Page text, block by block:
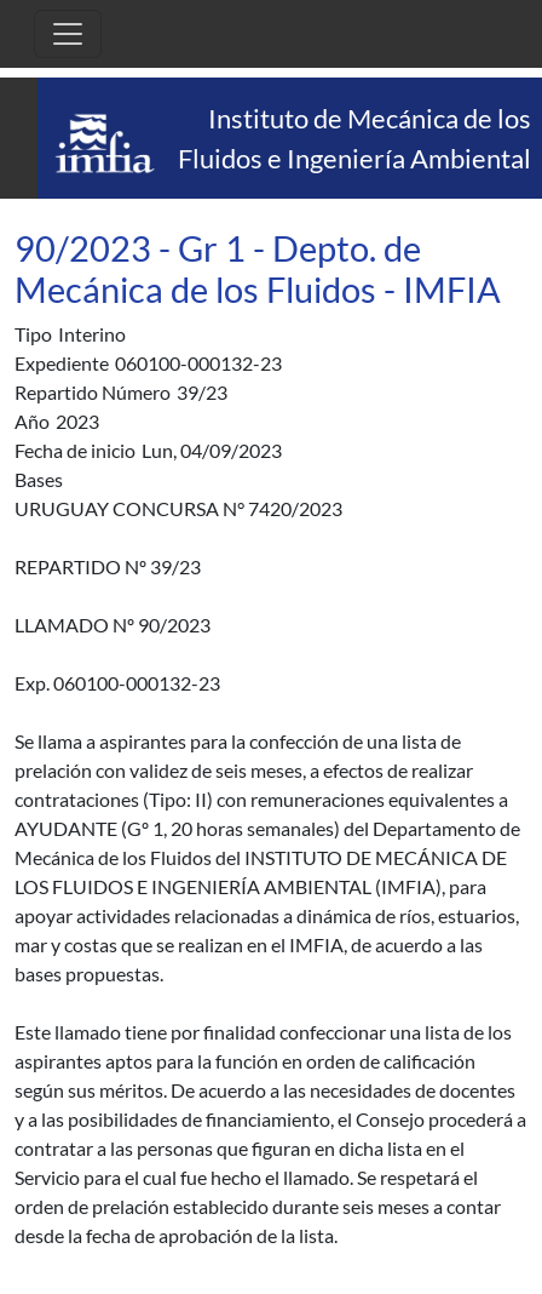
Instituto de Mecánica de los
Fluidos e Ingeniería Ambiental
90/2023 - Gr 1 - Depto. de
Mecánica de los Fluidos - IMFIA
Tipo Interino
Expediente 060100-000132-23
Repartido Número 39/23
Año 2023
Fecha de inicio Lun, 04/09/2023
Bases
URUGUAY CONCURSA N° 7420/2023
REPARTIDO Nº 39/23
LLAMADO Nº 90/2023
Exp. 060100-000132-23
Se llama a aspirantes para la confección de una lista de
prelación con validez de seis meses, a efectos de realizar
contrataciones (Tipo: II) con remuneraciones equivalentes a
AYUDANTE (Gº 1, 20 horas semanales) del Departamento de
Mecánica de los Fluidos del INSTITUTO DE MECÁNICA DE
LOS FLUIDOS E INGENIERÍA AMBIENTAL (IMFIA), para
apoyar actividades relacionadas a dinámica de ríos, estuarios,
mar y costas que se realizan en el IMFIA, de acuerdo a las
bases propuestas.
Este llamado tiene por finalidad confeccionar una lista de los
aspirantes aptos para la función en orden de calificación
según sus méritos. De acuerdo a las necesidades de docentes
y a las posibilidades de financiamiento, el Consejo procederá a
contratar a las personas que figuran en dicha lista en el
Servicio para el cual fue hecho el llamado. Se respetará el
orden de prelación establecido durante seis meses a contar
desde la fecha de aprobación de la lista.